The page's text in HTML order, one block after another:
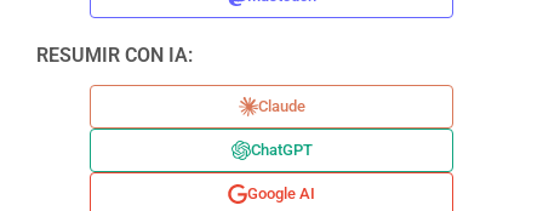
RESUMIR CON IA:
Claude
ChatGPT
Google AI